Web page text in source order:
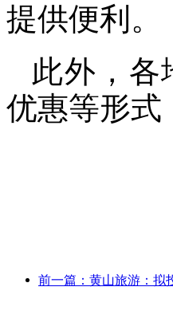
提供便利。
此外，各
优惠等形式